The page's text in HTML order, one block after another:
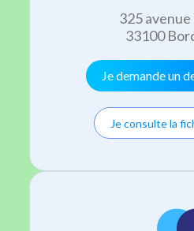
325
33100
Je demande un
Je consulte la